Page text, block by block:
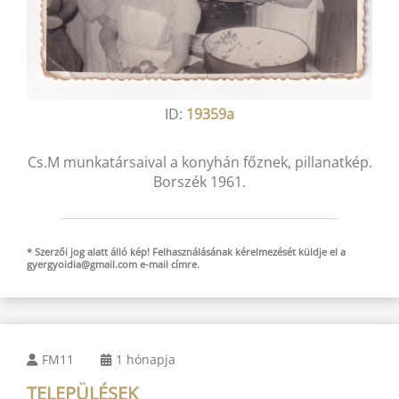
ID: 19359a
Cs.M munkatársaival a konyhán főznek, pillanatkép.
Borszék 1961.
* Szerzői jog alatt álló kép! Felhasználásának kérelmezését küldje el a
gyergyoidia@gmail.com e-mail címre.
FM11 1 hónapja
TELEPÜLÉSEK